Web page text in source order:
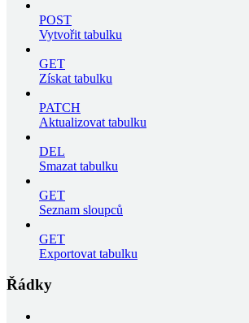
POST
Vytvořit tabulku
GET
Získat tabulku
PATCH
Aktualizovat tabulku
DEL
Smazat tabulku
GET
Seznam sloupců
GET
Exportovat tabulku
Řádky